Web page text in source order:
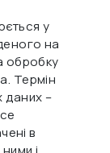
у
на
обробку
Термін
даних –
в